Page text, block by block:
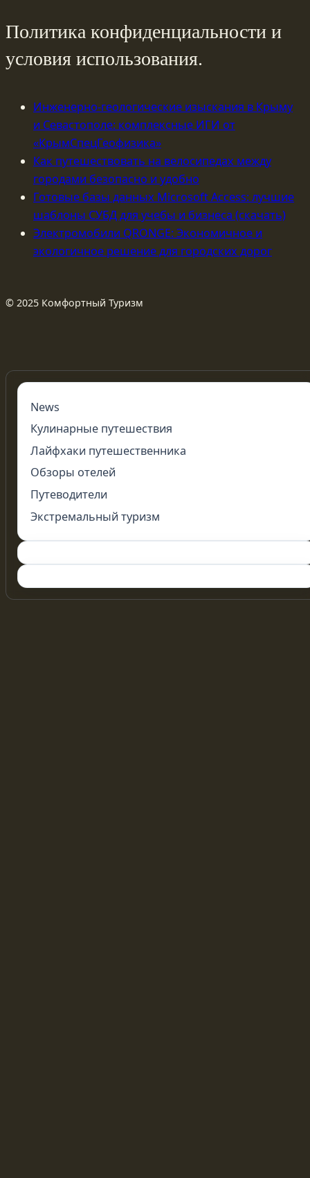
Политика конфиденциальности и
условия использования.
Инженерно-геологические изыскания в Крыму
и Севастополе: комплексные ИГИ от
«КрымСпецГеофизика»
Как путешествовать на велосипедах между
городами безопасно и удобно
Готовые базы данных Microsoft Access: лучшие
шаблоны СУБД для учебы и бизнеса (скачать)
Электромобили QRONGE: Экономичное и
экологичное решение для городских дорог
© 2025 Комфортный Туризм
News
Кулинарные путешествия
Лайфхаки путешественника
Обзоры отелей
Путеводители
Экстремальный туризм